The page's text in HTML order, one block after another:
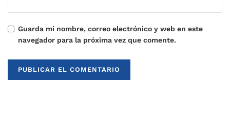
Guarda mi nombre, correo electrónico y web en este
navegador para la próxima vez que comente.